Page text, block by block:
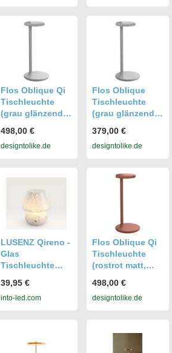
Flos Oblique Qi
Tischleuchte
(grau glänzend,
K)) grau
glänzend
498,00 €
designtolike.de
Flos Oblique
Tischleuchte
(grau glänzend,
K)) grau
glänzend
379,00 €
designtolike.de
LUSENZ Qireno -
Glas
Tischleuchte
Akku
Tischleuchte -
39,95 €
into-led.com
Flos Oblique Qi
Tischleuchte
(rostrot matt,
K)) rostrot matt
warmweiß (3000
498,00 €
designtolike.de